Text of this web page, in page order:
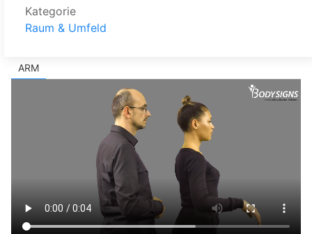
ARM
Kategorie
Raum & Umfeld